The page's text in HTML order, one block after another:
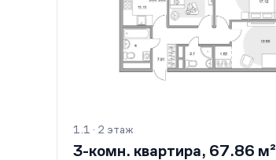
1.1 · 2 этаж
3-комн. квартира, 67.86 м²